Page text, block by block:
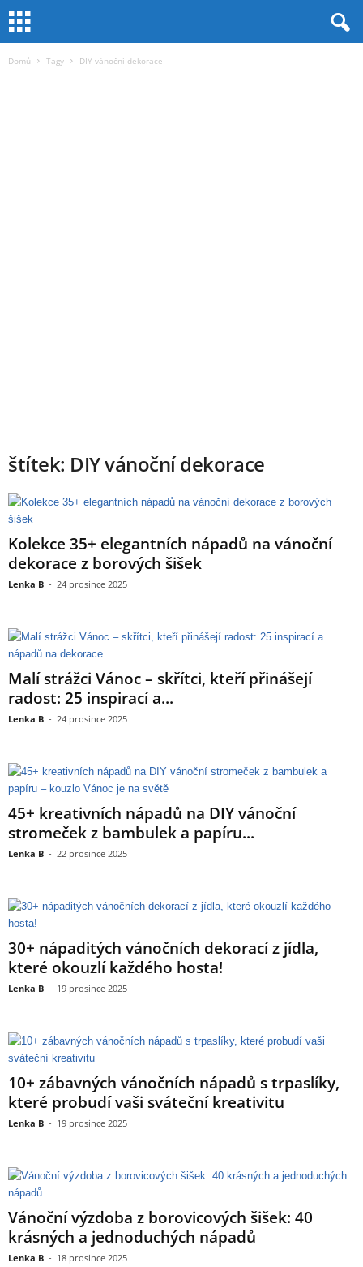
Domů Tagy DIY vánoční dekorace
štítek: DIY vánoční dekorace
Kolekce 35+ elegantních nápadů na vánoční
dekorace z borových šišek
Lenka B - 24 prosince 2025
Malí strážci Vánoc – skřítci, kteří přinášejí
radost: 25 inspirací a...
Lenka B - 24 prosince 2025
45+ kreativních nápadů na DIY vánoční
stromeček z bambulek a papíru...
Lenka B - 22 prosince 2025
30+ nápaditých vánočních dekorací z jídla,
které okouzlí každého hosta!
Lenka B - 19 prosince 2025
10+ zábavných vánočních nápadů s trpaslíky,
které probudí vaši sváteční kreativitu
Lenka B - 19 prosince 2025
Vánoční výzdoba z borovicových šišek: 40
krásných a jednoduchých nápadů
Lenka B - 18 prosince 2025